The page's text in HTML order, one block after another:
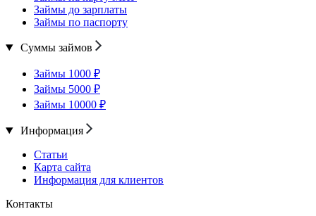
Займы до зарплаты
Займы по паспорту
Суммы займов
Займы 1000 ₽
Займы 5000 ₽
Займы 10000 ₽
Информация
Статьи
Карта сайта
Информация для клиентов
Контакты